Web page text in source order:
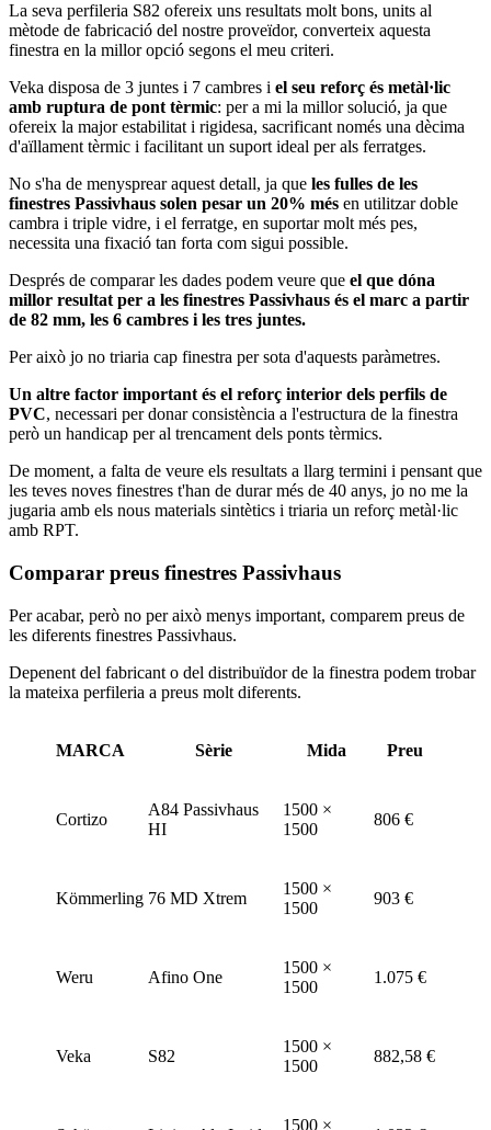
La seva perfileria S82 ofereix uns resultats molt bons, units al
mètode de fabricació del nostre proveïdor, converteix aquesta
finestra en la millor opció segons el meu criteri.
Veka disposa de 3 juntes i 7 cambres i el seu reforç és metàl·lic
amb ruptura de pont tèrmic: per a mi la millor solució, ja que
ofereix la major estabilitat i rigidesa, sacrificant només una dècima
d'aïllament tèrmic i facilitant un suport ideal per als ferratges.
No s'ha de menysprear aquest detall, ja que les fulles de les
finestres Passivhaus solen pesar un 20% més en utilitzar doble
cambra i triple vidre, i el ferratge, en suportar molt més pes,
necessita una fixació tan forta com sigui possible.
Després de comparar les dades podem veure que el que dóna
millor resultat per a les finestres Passivhaus és el marc a partir
de 82 mm, les 6 cambres i les tres juntes.
Per això jo no triaria cap finestra per sota d'aquests paràmetres.
Un altre factor important és el reforç interior dels perfils de
PVC, necessari per donar consistència a l'estructura de la finestra
però un handicap per al trencament dels ponts tèrmics.
De moment, a falta de veure els resultats a llarg termini i pensant que
les teves noves finestres t'han de durar més de 40 anys, jo no me la
jugaria amb els nous materials sintètics i triaria un reforç metàl·lic
amb RPT.
Comparar preus finestres Passivhaus
Per acabar, però no per això menys important, comparem preus de
les diferents finestres Passivhaus.
Depenent del fabricant o del distribuïdor de la finestra podem trobar
la mateixa perfileria a preus molt diferents.
MARCA Sèrie Mida Preu
Cortizo
A84 Passivhaus
HI
1500 ×
1500
806 €
Kömmerling 76 MD Xtrem
1500 ×
1500
903 €
Weru Afino One
1500 ×
1500
1.075 €
Veka S82
1500 ×
1500
882,58 €
1500 ×